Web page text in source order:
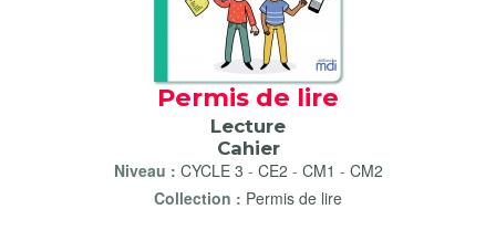
Permis de lire
Lecture
Cahier
Niveau : CYCLE 3 - CE2 - CM1 - CM2
Collection : Permis de lire